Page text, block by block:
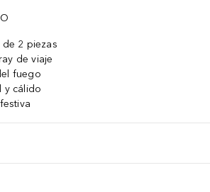
de 2 piezas
de viaje
fuego
y cálido